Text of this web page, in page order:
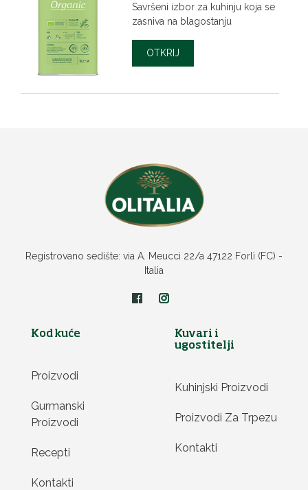
Savršeni izbor za kuhinju koja se
zasniva na blagostanju
OTKRIJ
Registrovano sedište: via A. Meucci 22/a 47122 Forlì (FC) -
Italia
Kod kuće
Proizvodi
Gurmanski
Proizvodi
Recepti
Kontakti
Kuvari i
ugostitelji
Kuhinjski Proizvodi
Proizvodi Za Trpezu
Kontakti